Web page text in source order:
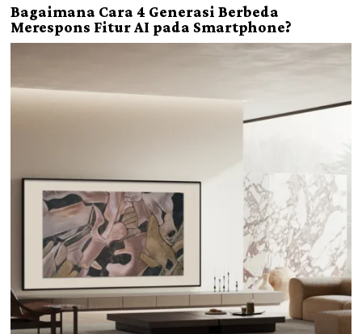
Bagaimana Cara 4 Generasi Berbeda
Merespons Fitur AI pada Smartphone?